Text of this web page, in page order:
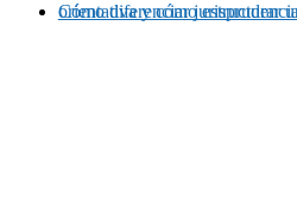
Cómo diferenciar jurisprudencia obligatoria de orientativa y cómo